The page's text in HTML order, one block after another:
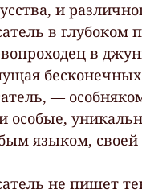
и
в глубоком
в
—
особые,
языком, своей
не пишет